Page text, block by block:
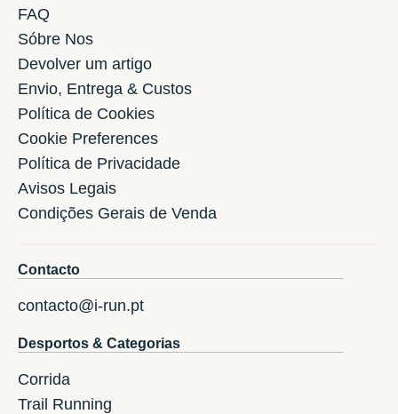
FAQ
Sóbre Nos
Devolver um artigo
Envio, Entrega & Custos
Política de Cookies
Cookie Preferences
Política de Privacidade
Avisos Legais
Condições Gerais de Venda
Contacto
contacto@i-run.pt
Desportos & Categorias
Corrida
Trail Running